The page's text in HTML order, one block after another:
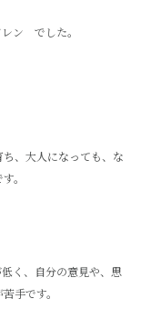
ン でした。
、大人になっても、な
。
く、自分の意見や、思
手です。